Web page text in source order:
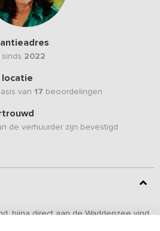
2022
van 17 beoordelingen
de verhuurder zijn bevestigd
bijna direct aan de Waddenzee vind